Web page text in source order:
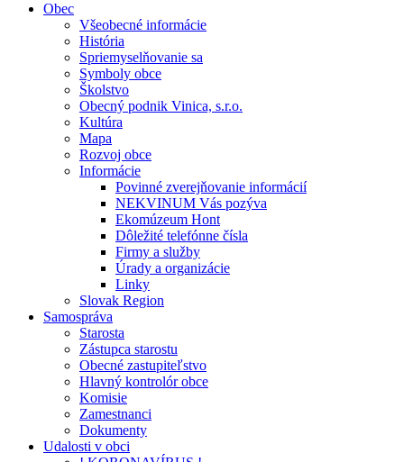
Obec
Všeobecné informácie
História
Spriemyselňovanie sa
Symboly obce
Školstvo
Obecný podnik Vinica, s.r.o.
Kultúra
Mapa
Rozvoj obce
Informácie
Povinné zverejňovanie informácií
NEKVINUM Vás pozýva
Ekomúzeum Hont
Dôležité telefónne čísla
Firmy a služby
Úrady a organizácie
Linky
Slovak Region
Samospráva
Starosta
Zástupca starostu
Obecné zastupiteľstvo
Hlavný kontrolór obce
Komisie
Zamestnanci
Dokumenty
Udalosti v obci